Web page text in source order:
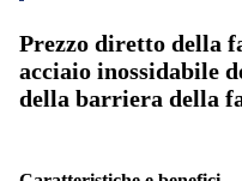
Prezzo diretto della
acciaio inossidabile
della barriera della